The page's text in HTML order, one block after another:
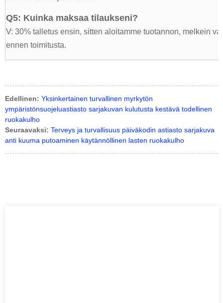
Q5: Kuinka maksaa tilaukseni?
V: 30% talletus ensin, sitten aloitamme tuotannon, melkein
ennen toimitusta.
Edellinen: Yksinkertainen turvallinen myrkytön
ympäristönsuojeluastiasto sarjakuvan kulutusta kestävä todellinen
ruokakulho
Seuraavaksi: Terveys ja turvallisuus päiväkodin astiasto sarjakuva
anti kuuma putoaminen käytännöllinen lasten ruokakulho